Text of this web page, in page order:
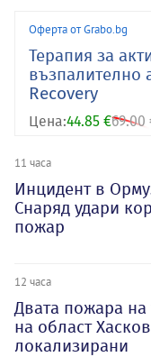
Оферта от Grabo.bg
Терапия за
възпалително
Recovery
Цена:44.85 €69.00
11 часа
Инцидент в
Снаряд удари
пожар
12 часа
Двата пожара на
на област
локализирани